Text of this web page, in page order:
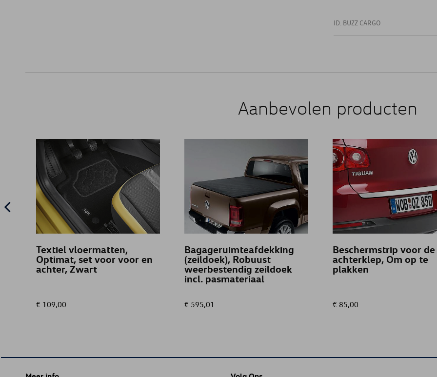
ID. BUZZ CARGO
Aanbevolen producten
Textiel vloermatten,
Optimat, set voor voor en
achter, Zwart
€ 109,00
Bagageruimteafdekking
(zeildoek), Robuust
weerbestendig zeildoek
incl. pasmateriaal
€ 595,01
Beschermstrip voor de
achterklep, Om op te
plakken
€ 85,00